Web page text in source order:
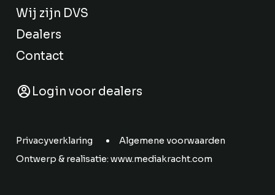
Wij zijn DVS
Dealers
Contact
Login voor dealers
Privacyverklaring
Algemene voorwaarden
Ontwerp & realisatie:www.mediakracht.com